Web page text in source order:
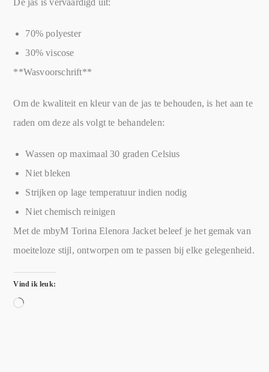
De jas is vervaardigd uit:
70% polyester
30% viscose
**Wasvoorschrift**
Om de kwaliteit en kleur van de jas te behouden, is het aan te
raden om deze als volgt te behandelen:
Wassen op maximaal 30 graden Celsius
Niet bleken
Strijken op lage temperatuur indien nodig
Niet chemisch reinigen
Met de mbyM Torina Elenora Jacket beleef je het gemak van
moeiteloze stijl, ontworpen om te passen bij elke gelegenheid.
Vind ik leuk: